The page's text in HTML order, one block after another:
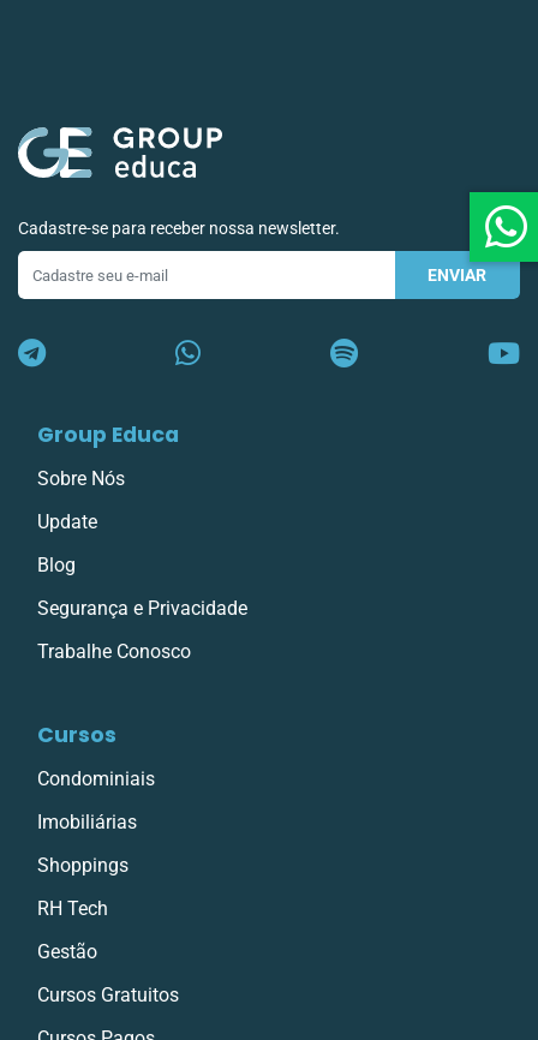
Cadastre-se para receber nossa newsletter.
ENVIAR
Group Educa
Sobre Nós
Update
Blog
Segurança e Privacidade
Trabalhe Conosco
Cursos
Condominiais
Imobiliárias
Shoppings
RH Tech
Gestão
Cursos Gratuitos